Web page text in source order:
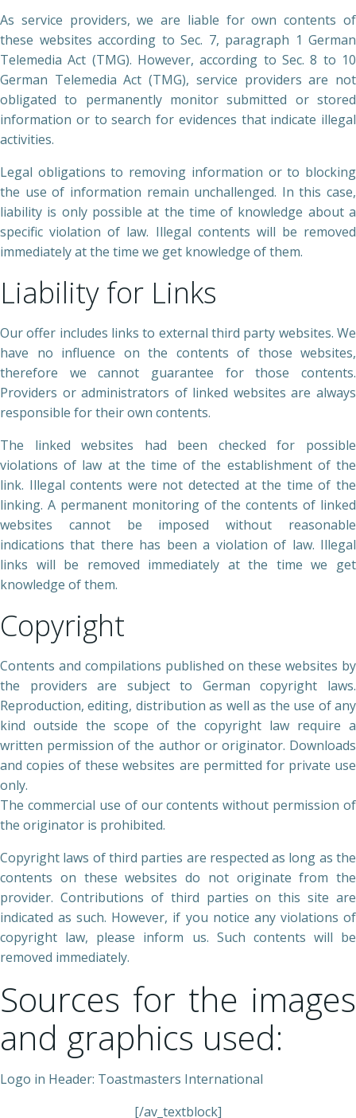
As service providers, we are liable for own contents of
these websites according to Sec. 7, paragraph 1 German
Telemedia Act (TMG). However, according to Sec. 8 to 10
German Telemedia Act (TMG), service providers are not
obligated to permanently monitor submitted or stored
information or to search for evidences that indicate illegal
activities.
Legal obligations to removing information or to blocking
the use of information remain unchallenged. In this case,
liability is only possible at the time of knowledge about a
specific violation of law. Illegal contents will be removed
immediately at the time we get knowledge of them.
Liability for Links
Our offer includes links to external third party websites. We
have no influence on the contents of those websites,
therefore we cannot guarantee for those contents.
Providers or administrators of linked websites are always
responsible for their own contents.
The linked websites had been checked for possible
violations of law at the time of the establishment of the
link. Illegal contents were not detected at the time of the
linking. A permanent monitoring of the contents of linked
websites cannot be imposed without reasonable
indications that there has been a violation of law. Illegal
links will be removed immediately at the time we get
knowledge of them.
Copyright
Contents and compilations published on these websites by
the providers are subject to German copyright laws.
Reproduction, editing, distribution as well as the use of any
kind outside the scope of the copyright law require a
written permission of the author or originator. Downloads
and copies of these websites are permitted for private use
only.
The commercial use of our contents without permission of
the originator is prohibited.
Copyright laws of third parties are respected as long as the
contents on these websites do not originate from the
provider. Contributions of third parties on this site are
indicated as such. However, if you notice any violations of
copyright law, please inform us. Such contents will be
removed immediately.
Sources for the images
and graphics used:
Logo in Header: Toastmasters International
[/av_textblock]